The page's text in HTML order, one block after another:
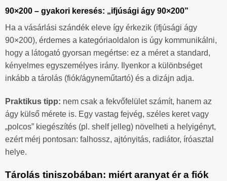
90×200 – gyakori keresés: „ifjúsági ágy 90×200”
Ha a vásárlási szándék eleve így érkezik (ifjúsági ágy
90×200), érdemes a kategóriaoldalon is úgy kommunikálni,
hogy a látogató gyorsan megértse: ez a méret a standard,
kényelmes egyszemélyes irány. Ilyenkor a különbséget
inkább a tárolás (fiók/ágyneműtartó) és a dizájn adja.
Praktikus tipp: nem csak a fekvőfelület számít, hanem az
ágy külső mérete is. Egy vastag fejvég, széles keret vagy
„polcos” kiegészítés (pl. shelf jelleg) növelheti a helyigényt,
ezért mérj pontosan: falhossz, ajtónyitás, radiátor, íróasztal
helye.
Tárolás tiniszobában: miért aranyat ér a fiók